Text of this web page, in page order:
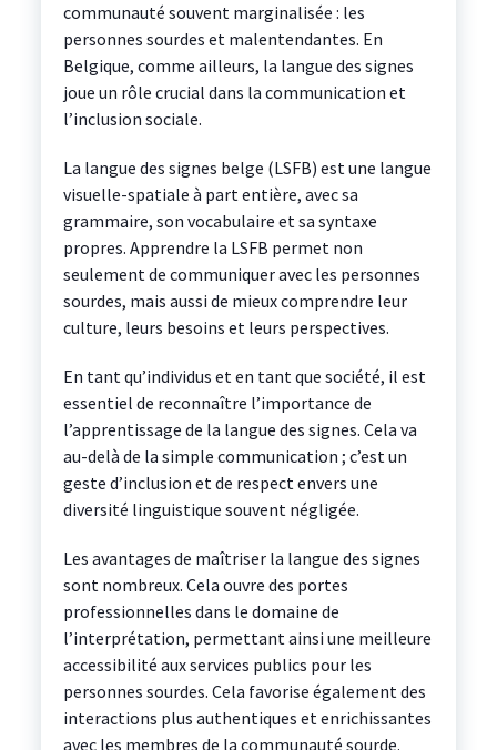
communauté souvent marginalisée : les
personnes sourdes et malentendantes. En
Belgique, comme ailleurs, la langue des signes
joue un rôle crucial dans la communication et
l’inclusion sociale.
La langue des signes belge (LSFB) est une langue
visuelle-spatiale à part entière, avec sa
grammaire, son vocabulaire et sa syntaxe
propres. Apprendre la LSFB permet non
seulement de communiquer avec les personnes
sourdes, mais aussi de mieux comprendre leur
culture, leurs besoins et leurs perspectives.
En tant qu’individus et en tant que société, il est
essentiel de reconnaître l’importance de
l’apprentissage de la langue des signes. Cela va
au-delà de la simple communication ; c’est un
geste d’inclusion et de respect envers une
diversité linguistique souvent négligée.
Les avantages de maîtriser la langue des signes
sont nombreux. Cela ouvre des portes
professionnelles dans le domaine de
l’interprétation, permettant ainsi une meilleure
accessibilité aux services publics pour les
personnes sourdes. Cela favorise également des
interactions plus authentiques et enrichissantes
avec les membres de la communauté sourde.